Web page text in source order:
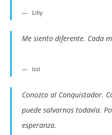
Lilly
Me siento diferente. Cada
Izzi
Conozco al Conquistador.
puede salvarnos todavía.
esperanza.